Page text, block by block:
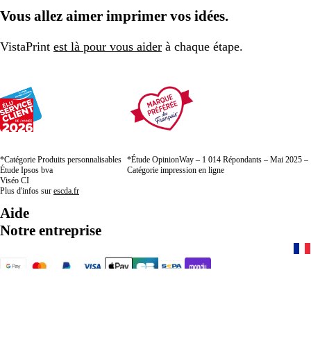
lalala
Vous allez aimer imprimer vos idées.
VistaPrint est là pour vous aider à chaque étape.
*Catégorie Produits personnalisables
Étude Ipsos bva
Viséo CI
Plus d'infos sur escda.fr
*Étude OpinionWay – 1 014 Répondants – Mai 2025 –
Catégorie impression en ligne
Aide
Notre entreprise